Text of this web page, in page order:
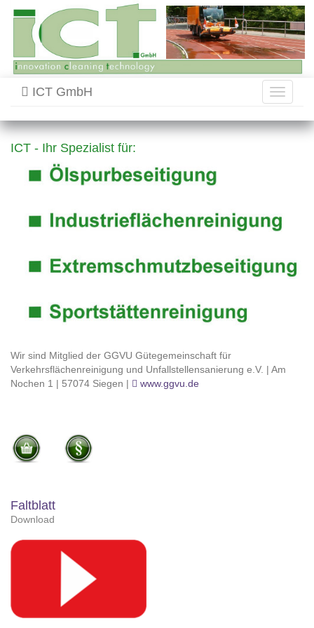
Toggle
ICT GmbH
ICT - Ihr Spezialist für:
Wir sind Mitglied der GGVU Gütegemeinschaft für
Verkehrsflächenreinigung und Unfallstellensanierung e.V. | Am
Nochen 1 | 57074 Siegen |
www.ggvu.de
Faltblatt
Download